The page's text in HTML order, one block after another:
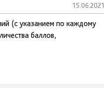
15.06.2021
(с указанием по каждому
баллов,